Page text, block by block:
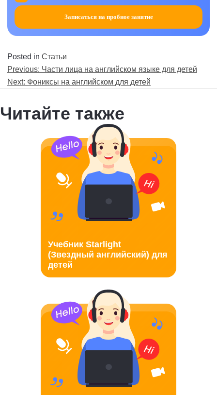
Записаться на пробное занятие
Posted in Статьи
Навигация
по
Previous: Части лица на английском языке для детей
Next: Фониксы на английском для детей
Читайте также
Учебник Starlight
(Звездный английский) для
детей